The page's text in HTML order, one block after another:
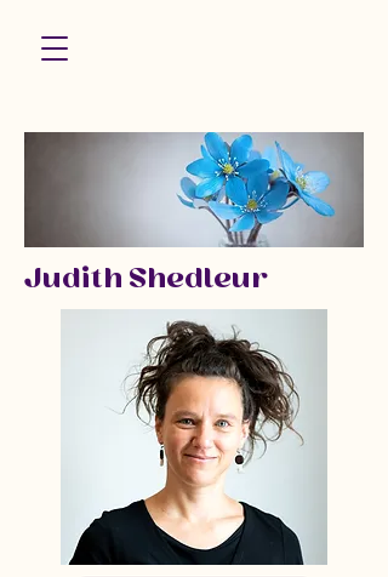
Néva
Judith Shedleur